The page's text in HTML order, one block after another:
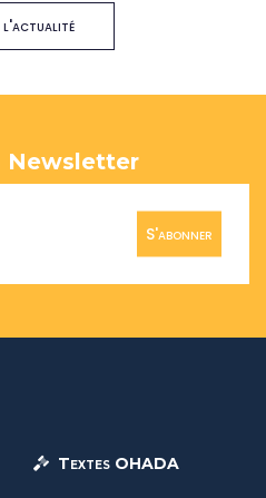
l'actualité
Newsletter
S'abonner
Textes OHADA